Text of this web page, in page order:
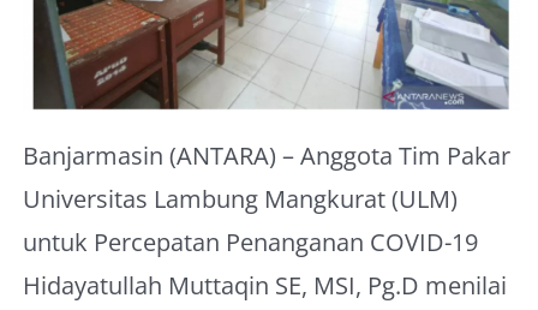
Banjarmasin (ANTARA) – Anggota Tim Pakar
Universitas Lambung Mangkurat (ULM)
untuk Percepatan Penanganan COVID-19
Hidayatullah Muttaqin SE, MSI, Pg.D menilai